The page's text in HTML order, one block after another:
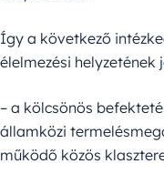
Így a következő
élelmezési helyzetének
– a kölcsönös
államközi
működő közös